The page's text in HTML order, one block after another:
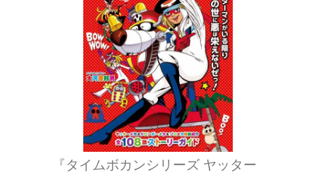
『タイムボカンシリーズ ヤッター